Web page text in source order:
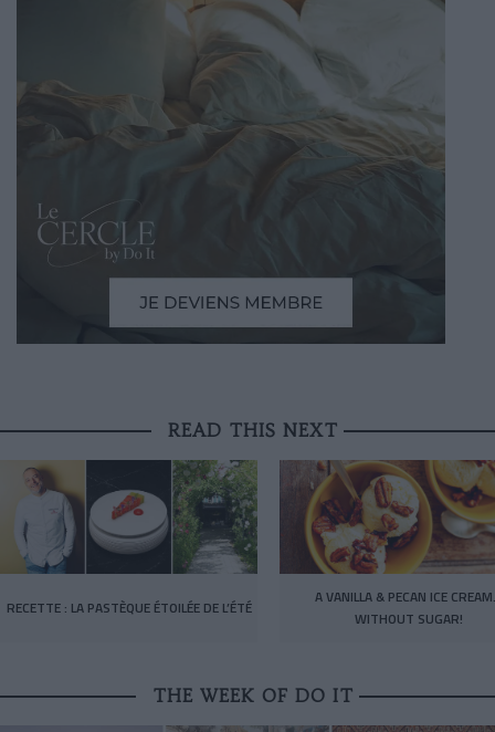
READ THIS NEXT
RECETTE : LA PASTÈQUE ÉTOILÉE DE L’ÉTÉ
A VANILLA & PECAN ICE
WITHOUT SUGAR!
THE WEEK OF DO IT